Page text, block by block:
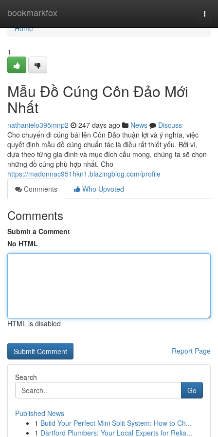
bookmarkfox
Home
Home
1
Mẫu Đồ Cúng Côn Đảo Mới
Nhất
nathanielo395mnp2 247 days ago News
Discuss
Cho chuyến đi cúng bái lên Côn Đảo thuận lợi và ý nghĩa, việc
quyết định mẫu đồ cúng chuẩn tác là điều rất thiết yếu. Bởi vì,
dựa theo từng gia đình và mục đích cầu mong, chúng ta sẽ chọn
những đồ cúng phù hợp nhất. Cho
https://madonnac951hkn1.blazingblog.com/profile
Comments
Who Upvoted
Comments
Submit a Comment
No HTML
HTML is disabled
Report Page
Search
Go
Published News
1 Build Your Perfect Mini Split System: How to Ch...
1 Dartford Plumbers: Your Local Experts for Relia...